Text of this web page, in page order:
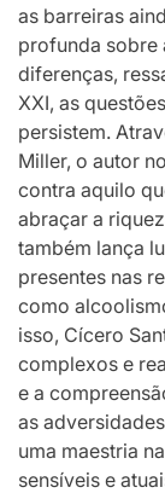
as barreiras
profunda sobre
diferenças,
XXI, as
persistem.
Miller, o autor
contra aquilo
abraçar a
também lança
presentes nas
como
isso, Cícero
complexos e
e a
as
uma maestria
sensíveis e